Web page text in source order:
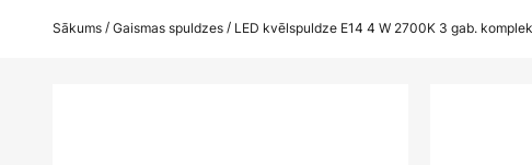
Sākums Gaismas spuldzes LED kvēlspuldze E14 4 W 2700K 3 gab.